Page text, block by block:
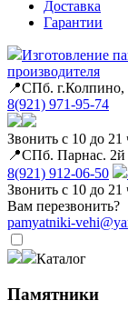
Доставка
Гарантии
Изготовление
производителя
📍СПб. г.Колпино,
8(921) 971-95-74
Звонить с 10 до 21
📍СПб. Парнас.
8(921) 912-06-50
Звонить с 10 до 21
Вам перезвонить?
pamyatniki-
Каталог
Памятники